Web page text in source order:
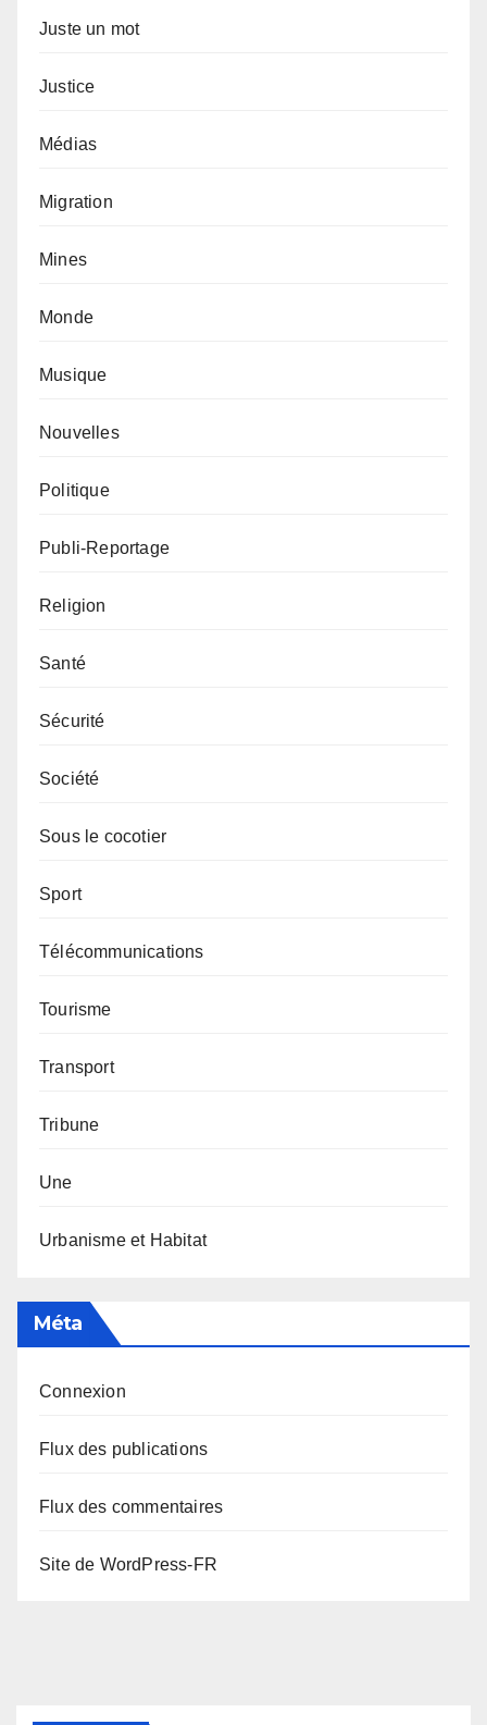
Juste un mot
Justice
Médias
Migration
Mines
Monde
Musique
Nouvelles
Politique
Publi-Reportage
Religion
Santé
Sécurité
Société
Sous le cocotier
Sport
Télécommunications
Tourisme
Transport
Tribune
Une
Urbanisme et Habitat
Méta
Connexion
Flux des publications
Flux des commentaires
Site de WordPress-FR